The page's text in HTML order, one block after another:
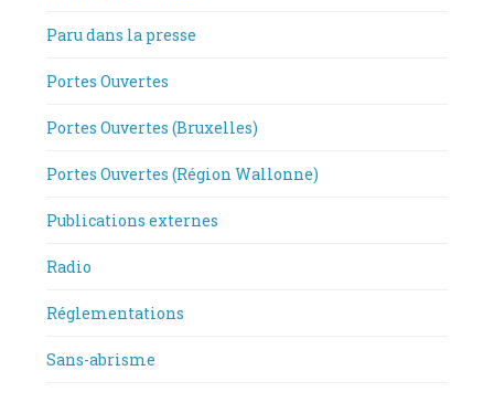
Paru dans la presse
Portes Ouvertes
Portes Ouvertes (Bruxelles)
Portes Ouvertes (Région Wallonne)
Publications externes
Radio
Réglementations
Sans-abrisme